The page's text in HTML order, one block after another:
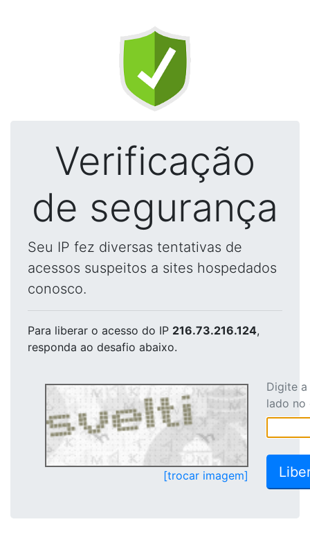
Verificação
de segurança
Seu IP fez diversas tentativas de
acessos suspeitos a sites hospedados
conosco.
Para liberar o acesso do IP 216.73.216.124,
responda ao desafio abaixo.
[trocar imagem]
Digite
lado no